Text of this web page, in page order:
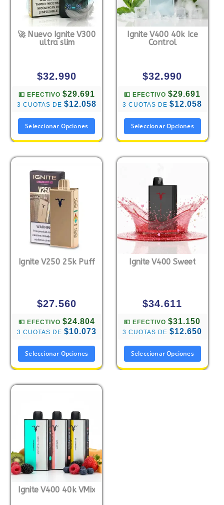
🚀 Nuevo Ignite V300
ultra slim
$32.990
💵 EFECTIVO $29.691
3 CUOTAS DE $12.058
Seleccionar Opciones
Ignite V400 40k Ice
Control
$32.990
💵 EFECTIVO$29.691
3 CUOTAS DE$12.058
Seleccionar Opciones
Ignite V250 25k Puff
$27.560
💵 EFECTIVO $24.804
3 CUOTAS DE $10.073
Seleccionar Opciones
Ignite V400 Sweet
$34.611
💵 EFECTIVO$31.150
3 CUOTAS DE$12.650
Seleccionar Opciones
Ignite V400 40k VMix